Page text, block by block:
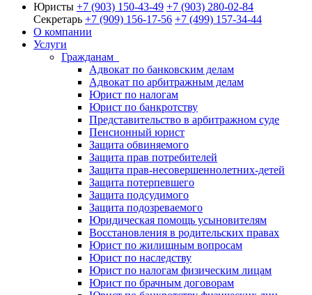
Юристы +7 (903) 150-43-49 +7 (903) 280-02-84
Секретарь +7 (909) 156-17-56 +7 (499) 157-34-44
О компании
Услуги
Гражданам
Адвокат по банковским делам
Адвокат по арбитражным делам
Юрист по налогам
Юрист по банкротству
Представительство в арбитражном суде
Пенсионный юрист
Защита обвиняемого
Защита прав потребителей
Защита прав-несовершеннолетних-детей
Защита потерпевшего
Защита подсудимого
Защита подозреваемого
Юридическая помощь усыновителям
Восстановления в родительских правах
Юрист по жилищным вопросам
Юрист по наследству
Юрист по налогам физическим лицам
Юрист по брачным договорам